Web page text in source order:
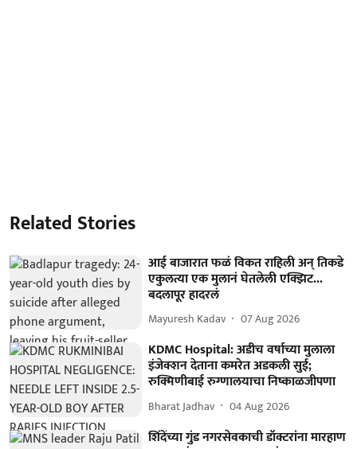
Related Stories
आई बाजारात फळं विकत राहिली अन् तिकडे
एकुलत्या एक मुलानं घेतलेली एक्झिट...
बदलापूर हादरलं
Mayuresh Kadav 07 Aug 2026
KDMC Hospital: अडीच वर्षाच्या मुलाला
इंजेक्शन देताना कमरेत अडकली सुई;
रुक्मिणीबाई रुग्णालयाचा निष्काळजीपणा
Bharat Jadhav 04 Aug 2026
शिंदेंच्या गुंड नगरसेवकाची डॉक्टरांना मारहाण